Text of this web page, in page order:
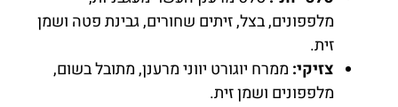
מלפפונים, בצל, זיתים שחורים, גבינת פטה ושמן
זית.
צזיקי: ממרח יוגורט יווני מרענן, מתובל בשום,
מלפפונים ושמן זית.